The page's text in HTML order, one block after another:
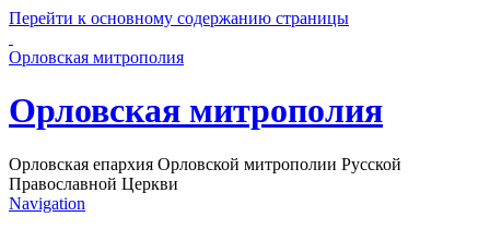
Перейти к основному содержанию страницы
Орловская митрополия
Орловская митрополия
Орловская епархия Орловской митрополии Русской
Православной Церкви
Navigation